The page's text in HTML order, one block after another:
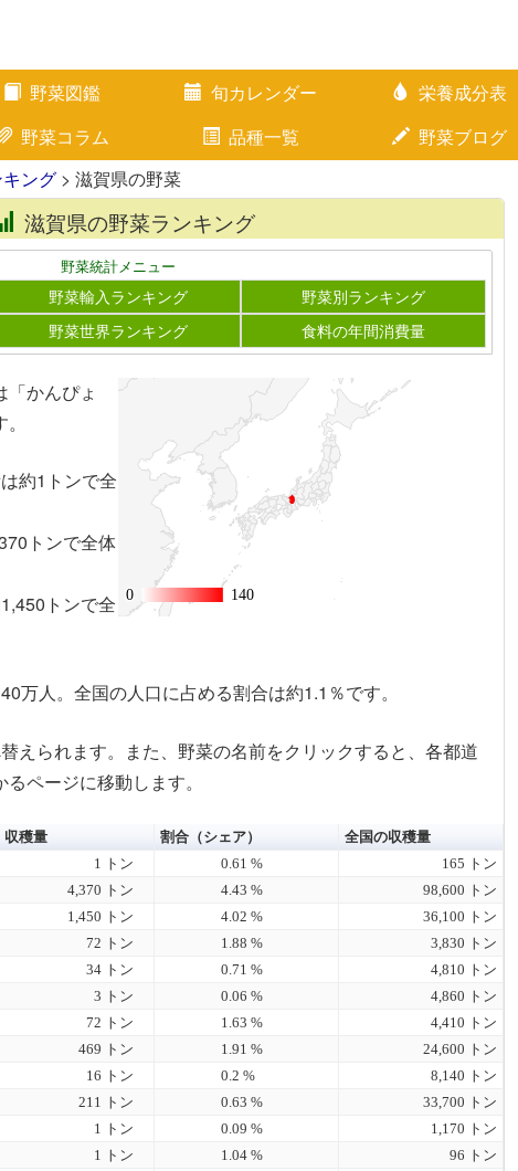
野菜図鑑 旬カレンダー 栄養成分表
野菜コラム 品種一覧 野菜ブログ
ング > 滋賀県の野菜
滋賀県の野菜ランキング
野菜統計メニュー
野菜輸入ランキング
野菜別ランキング
野菜世界ランキング 食料の年間消費量
0
0 140
140
かんぴょ
約1トンで全
トンで全体
トンで全
万人。全国の人口に占める割合は約1.1％です。
えられます。また、野菜の名前をクリックすると、各都道
ページに移動します。
収穫量 割合（シェア）
全国の収穫量
1 トン 0.61 %
165 トン
4,370 トン 4.43 %
98,600 トン
1,450 トン 4.02 %
36,100 トン
72 トン 1.88 %
3,830 トン
34 トン 0.71 %
4,810 トン
3 トン 0.06 %
4,860 トン
72 トン 1.63 %
4,410 トン
469 トン 1.91 %
24,600 トン
16 トン 0.2 %
8,140 トン
211 トン 0.63 %
33,700 トン
1 トン 0.09 %
1,170 トン
1 トン 1.04 %
96 トン